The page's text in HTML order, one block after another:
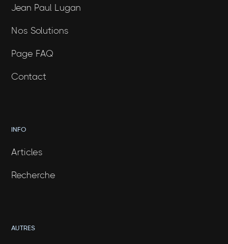
Jean Paul Lugan
Nos Solutions
Page FAQ
Contact
INFO
Articles
Recherche
AUTRES